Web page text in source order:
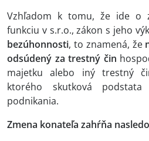
Vzhľadom k tomu, že ide o
funkciu v s.r.o., zákon s jeho
bezúhonnosti, to znamená, že
odsúdený za trestný čin
majetku alebo iný trestný
ktorého skutková
podnikania.
Zmena konateľa zahŕňa